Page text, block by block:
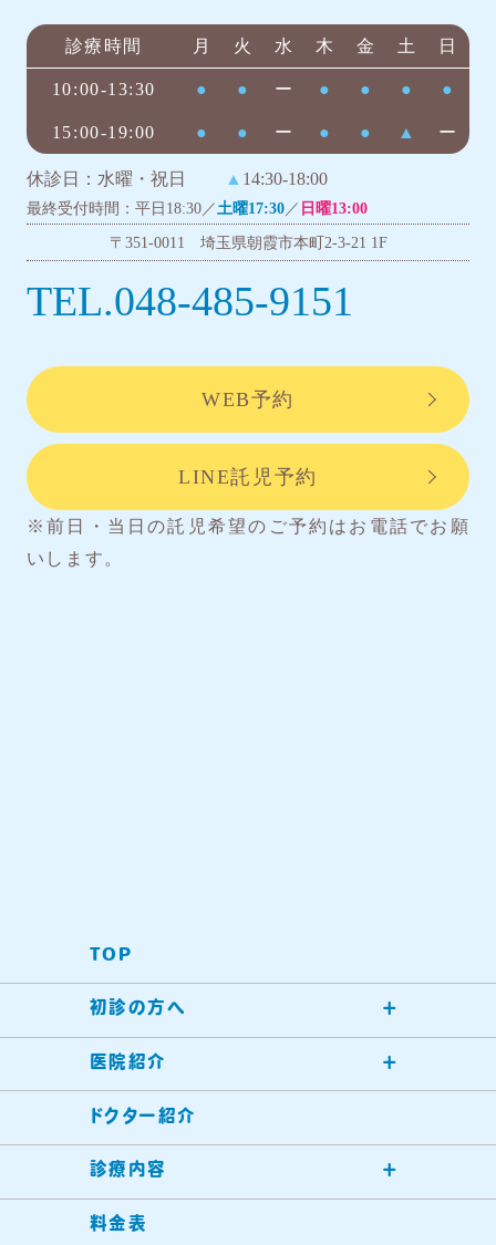
診療時間 月 火 水 木 金 土 日
10:00-13:30 ● ● ー ● ● ● ●
15:00-19:00 ● ● ー ● ● ▲ ー
休診日：水曜・祝日 ▲ 14:30-18:00
最終受付時間：平日18:30／ 土曜17:30／ 日曜13:00
〒351-0011 埼玉県朝霞市本町2-3-21 1F
TEL.048-485-9151
WEB予約
LINE託児予約
※前日・当日の託児希望のご予約はお電話でお願
いします。
TOP
初診の方へ
医院紹介
ドクター紹介
診療内容
料金表